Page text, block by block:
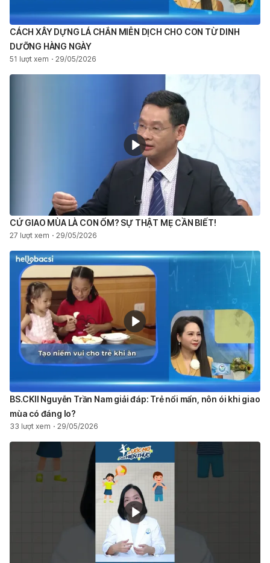
CÁCH XÂY DỰNG LÁ CHẮN MIỄN DỊCH CHO CON TỪ DINH
DƯỠNG HÀNG NGÀY
51 lượt xem 29/05/2026
CỨ GIAO MÙA LÀ CON ỐM? SỰ THẬT MẸ CẦN BIẾT!
27 lượt xem 29/05/2026
BS.CKII Nguyễn Trần Nam giải đáp: Trẻ nổi mẩn, nôn ói khi giao
mùa có đáng lo?
33 lượt xem 29/05/2026